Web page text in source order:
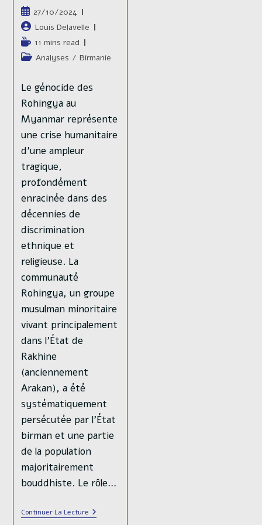
Publication
publiée :
27/10/2024
Auteur/autrice
de
la
publication :
Louis Delavelle
Temps
de
11 mins read
PostAnalyses / Birmanie
Le génocide des
Rohingya au
Myanmar représente
une crise humanitaire
d'une ampleur
tragique,
profondément
enracinée dans des
décennies de
discrimination
ethnique et
religieuse. La
communauté
Rohingya, un groupe
musulman minoritaire
vivant principalement
dans l'État de
Rakhine
(anciennement
Arakan), a été
systématiquement
persécutée par l'État
birman et une partie
de la population
majoritairement
bouddhiste. Le rôle…
Continuer La LectureRohingya,
Entre